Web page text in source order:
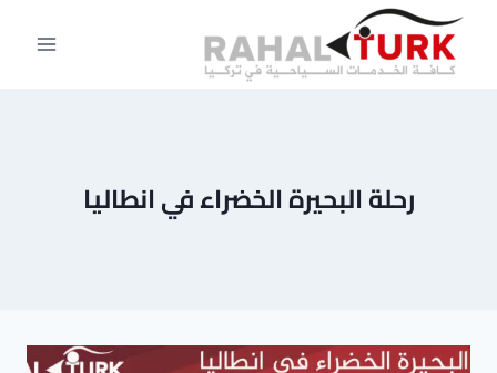
التجاوز
المحتوى
رحلة البحيرة الخضراء في انطاليا